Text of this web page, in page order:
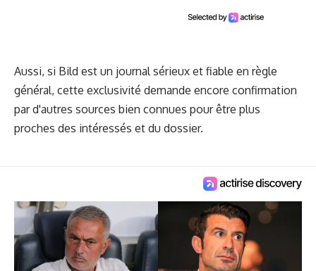
Aussi, si Bild est un journal sérieux et fiable en règle
général, cette exclusivité demande encore confirmation
par d'autres sources bien connues pour être plus
proches des intéressés et du dossier.